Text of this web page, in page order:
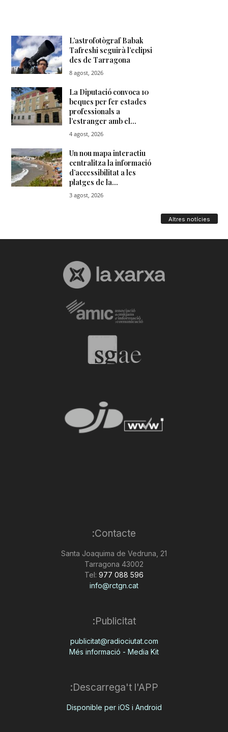
Altres notícies
Contacte:
Santa Joaquima de Vedruna, 21
43002 Tarragona
Tel: 977 088 596
info@rctgn.cat
Publicitat:
publicitat@radiociutat.com
Més informació - Media Kit
Descarrega't l'APP:
Disponible per iOS i Android